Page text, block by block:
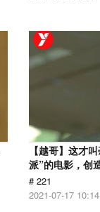
【越哥】这才
派”的电影，创
# 221
2021-07-17 10:14